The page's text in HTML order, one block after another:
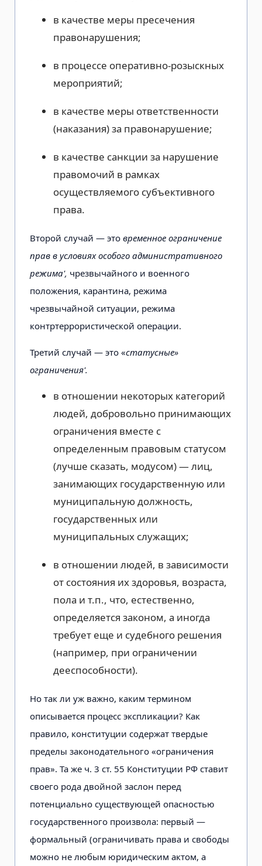
в качестве меры пресечения
правонарушения;
в процессе оперативно-розыскных
мероприятий;
в качестве меры ответственности
(наказания) за правонарушение;
в качестве санкции за нарушение
правомочий в рамках
осуществляемого субъективного
права.
Второй случай — это временное ограничение
прав в условиях особого административного
режима', чрезвычайного и военного
положения, карантина, режима
чрезвычайной ситуации, режима
контртеррористической операции.
Третий случай — это «статусные»
ограничения'.
в отношении некоторых категорий
людей, добровольно принимающих
ограничения вместе с
определенным правовым статусом
(лучше сказать, модусом) — лиц,
занимающих государственную или
муниципальную должность,
государственных или
муниципальных служащих;
в отношении людей, в зависимости
от состояния их здоровья, возраста,
пола и т.п., что, естественно,
определяется законом, а иногда
требует еще и судебного решения
(например, при ограничении
дееспособности).
Но так ли уж важно, каким термином
описывается процесс экспликации? Как
правило, конституции содержат твердые
пределы законодательного «ограничения
прав». Та же ч. 3 ст. 55 Конституции РФ ставит
своего рода двойной заслон перед
потенциально существующей опасностью
государственного произвола: первый —
формальный (ограничивать права и свободы
можно не любым юридическим актом, а